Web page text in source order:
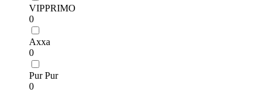
VIPPRIMO
0
Axxa
0
Pur Pur
0